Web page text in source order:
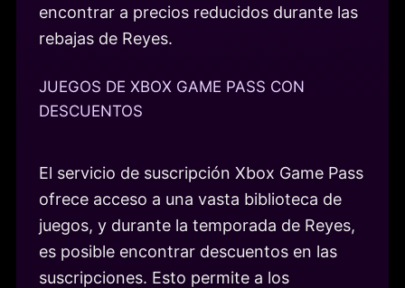
encontrar a precios reducidos durante las
rebajas de Reyes.
JUEGOS DE XBOX GAME PASS CON
DESCUENTOS
El servicio de suscripción Xbox Game Pass
ofrece acceso a una vasta biblioteca de
juegos, y durante la temporada de Reyes,
es posible encontrar descuentos en las
suscripciones. Esto permite a los